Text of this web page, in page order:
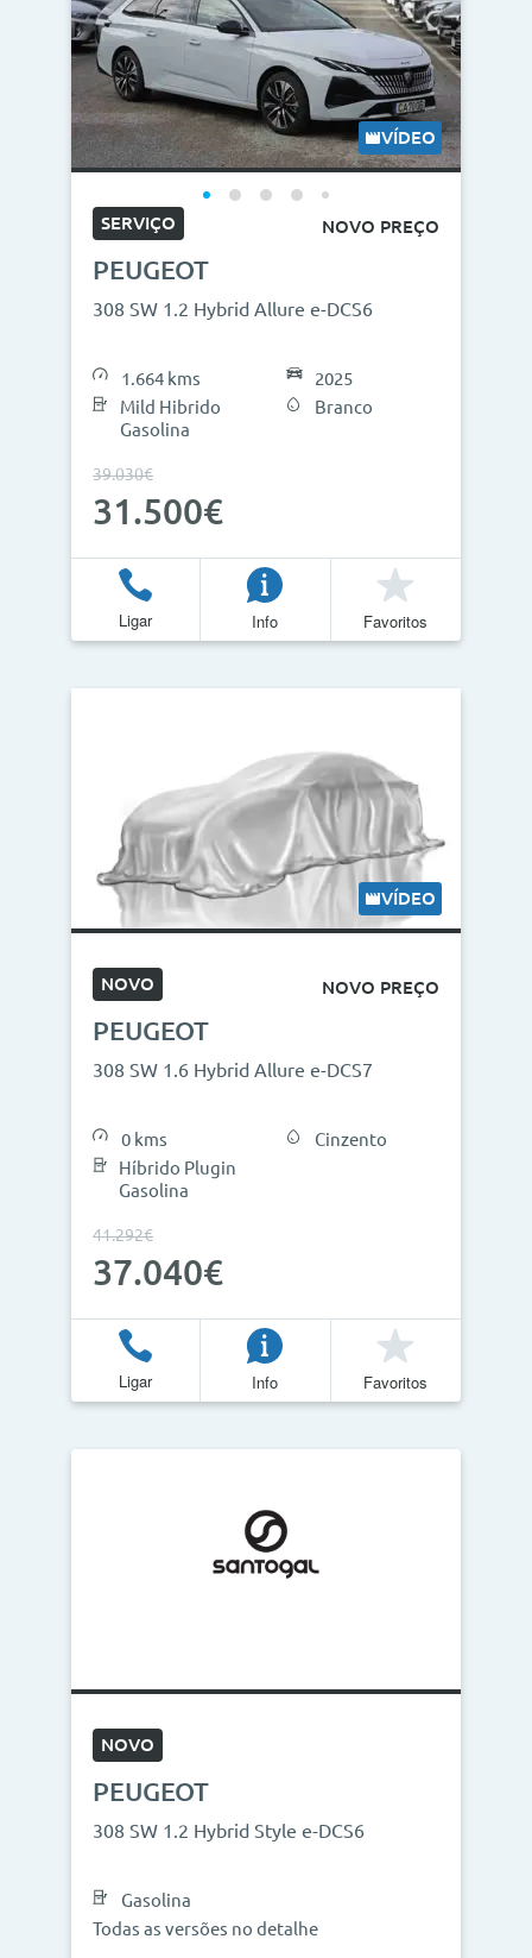
VÍDEO
SERVIÇO NOVO PREÇO
PEUGEOT
308 SW 1.2 Hybrid Allure e-DCS6
1.664 kms
Mild Hibrido
Gasolina
2025
Branco
39.030€
31.500€
Ligar Info Favoritos
VÍDEO
NOVO NOVO PREÇO
PEUGEOT
308 SW 1.6 Hybrid Allure e-DCS7
0 kms
Híbrido Plugin
Gasolina
Cinzento
41.292€
37.040€
Ligar Info Favoritos
NOVO
PEUGEOT
308 SW 1.2 Hybrid Style e-DCS6
Gasolina
Todas as versões no detalhe